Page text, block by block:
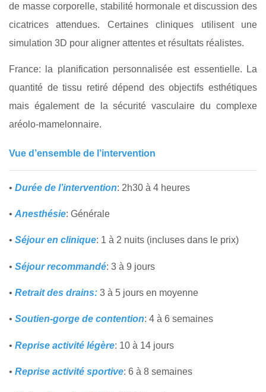
de masse corporelle, stabilité hormonale et discussion des
cicatrices attendues. Certaines cliniques utilisent une
simulation 3D pour aligner attentes et résultats réalistes.
France: la planification personnalisée est essentielle. La
quantité de tissu retiré dépend des objectifs esthétiques
mais également de la sécurité vasculaire du complexe
aréolo-mamelonnaire.
Vue d’ensemble de l’intervention
• Durée de l’intervention: 2h30 à 4 heures
• Anesthésie: Générale
• Séjour en clinique: 1 à 2 nuits (incluses dans le prix)
• Séjour recommandé: 3 à 9 jours
• Retrait des drains: 3 à 5 jours en moyenne
• Soutien-gorge de contention: 4 à 6 semaines
• Reprise activité légère: 10 à 14 jours
• Reprise activité sportive: 6 à 8 semaines